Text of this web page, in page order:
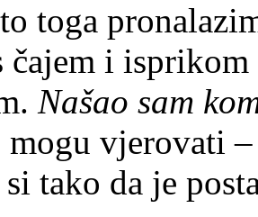
toga
čajem i
Našao sam
mogu vjerovati
tako da je